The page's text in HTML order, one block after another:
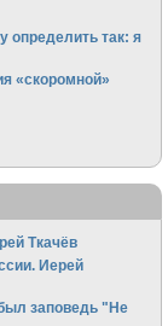
опpеделить так: я
«скоромной»
Ткачёв
Иерей
заповедь "Не